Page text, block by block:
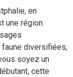
en
une région
faune diversifiées,
soyez un
cette